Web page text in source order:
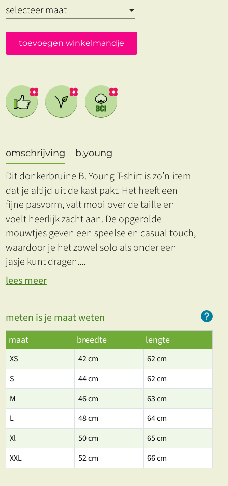
toevoegen winkelmandje
omschrijving b.young
Dit donkerbruine B. Young T-shirt is zo’n item
dat je altijd uit de kast pakt. Het heeft een
fijne pasvorm, valt mooi over de taille en
voelt heerlijk zacht aan. De opgerolde
mouwtjes geven een speelse en casual touch,
waardoor je het zowel solo als onder een
jasje kunt dragen....
lees meer
meten is je maat weten
maat breedte lengte
XS 42 cm
62 cm
S
44 cm
62 cm
M
46 cm
63 cm
L
48 cm
64 cm
Xl
50 cm
65 cm
XXL
52 cm 66 cm